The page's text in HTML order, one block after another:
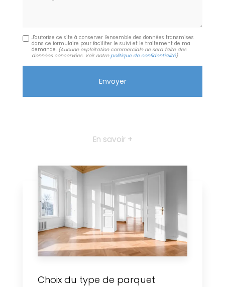
J'autorise ce site à conserver l'ensemble des données transmises
dans ce formulaire pour faciliter le suivi et le traitement de ma
demande. (Aucune exploitation commerciale ne sera faite des
données concervées. Voir notre politique de confidentialité)
En savoir +
Choix du type de parquet